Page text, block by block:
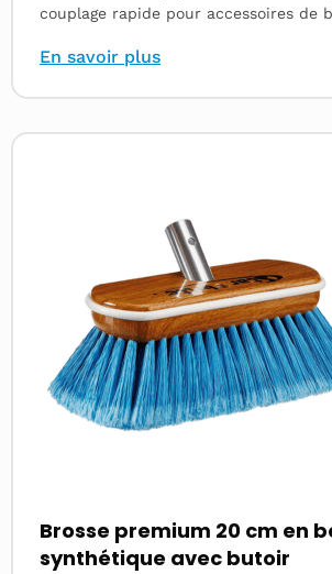
couplage rapide pour accessoires de
En savoir plus
Brosse premium 20 cm en
synthétique avec butoir
Read